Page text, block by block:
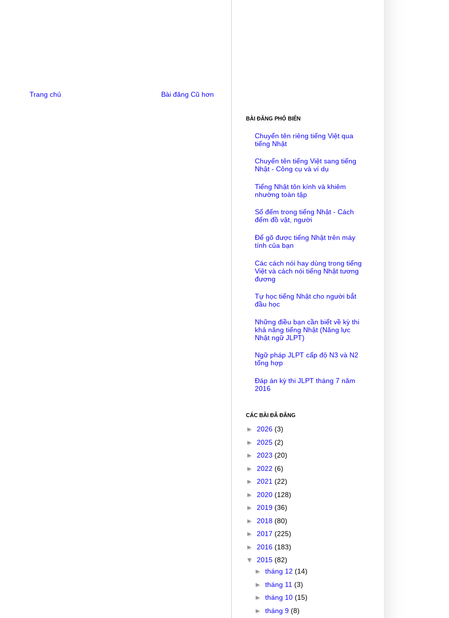
Bài đăng Cũ hơn
Trang chủ
BÀI ĐĂNG PHỔ BIẾN
Chuyển tên riêng tiếng Việt qua
tiếng Nhật
Chuyển tên tiếng Việt sang tiếng
Nhật - Công cụ và ví dụ
Tiếng Nhật tôn kính và khiêm
nhường toàn tập
Số đếm trong tiếng Nhật - Cách
đếm đồ vật, người
Để gõ được tiếng Nhật trên máy
tính của bạn
Các cách nói hay dùng trong tiếng
Việt và cách nói tiếng Nhật tương
đương
Tự học tiếng Nhật cho người bắt
đầu học
Những điều bạn cần biết về kỳ thi
khả năng tiếng Nhật (Năng lực
Nhật ngữ JLPT)
Ngữ pháp JLPT cấp độ N3 và N2
tổng hợp
Đáp án kỳ thi JLPT tháng 7 năm
2016
CÁC BÀI ĐÃ ĐĂNG
► 2026 (3)
► 2025 (2)
► 2023 (20)
► 2022 (6)
► 2021 (22)
► 2020 (128)
► 2019 (36)
► 2018 (80)
► 2017 (225)
► 2016 (183)
▼ 2015 (82)
► tháng 12 (14)
► tháng 11 (3)
► tháng 10 (15)
► tháng 9 (8)